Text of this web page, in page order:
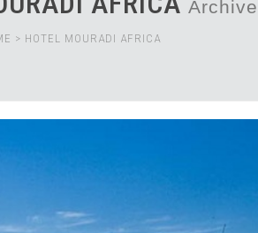
Archive
> HOTEL MOURADI AFRICA